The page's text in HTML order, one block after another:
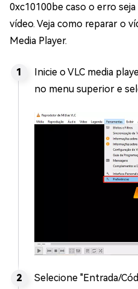
0xc10100be caso o erro
vídeo. Veja como reparar o
Media Player.
Inicie o VLC media
no menu superior e
Selecione "Entrada/